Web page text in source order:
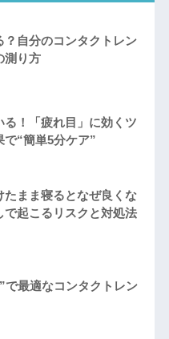
？自分のコンタクトレン
測り方
る！「疲れ目」に効くツ
で“簡単5分ケア”
たまま寝るとなぜ良くな
で起こるリスクと対処法
で最適なコンタクトレン